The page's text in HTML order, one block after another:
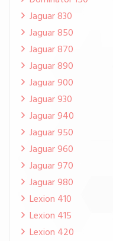
Jaguar 830
Jaguar 850
Jaguar 870
Jaguar 890
Jaguar 900
Jaguar 930
Jaguar 940
Jaguar 950
Jaguar 960
Jaguar 970
Jaguar 980
Lexion 410
Lexion 415
Lexion 420